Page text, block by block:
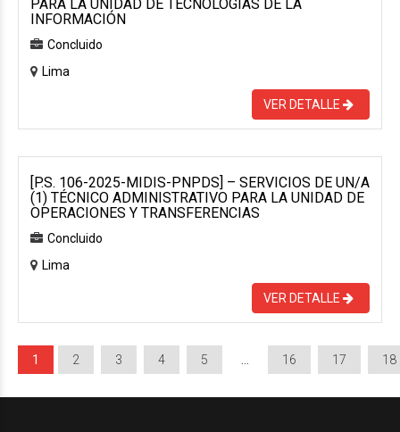
PARA LA UNIDAD DE TECNOLOGÍAS DE LA
INFORMACIÓN
Concluido
Lima
VER DETALLE
[P.S. 106-2025-MIDIS-PNPDS] – SERVICIOS DE UN/A
(1) TÉCNICO ADMINISTRATIVO PARA LA UNIDAD DE
OPERACIONES Y TRANSFERENCIAS
Concluido
Lima
VER DETALLE
1 2 3 4 5 16 17 18